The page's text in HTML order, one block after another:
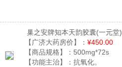
巢之安牌知本天韵胶囊(一元堂)
【广济大药房价】： ¥450.00
【商品规格】： 500mg*72s
【功能主治】： 抗氧化。